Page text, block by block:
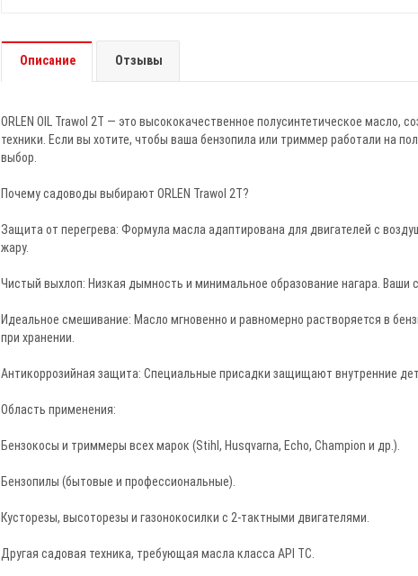
Описание Отзывы
ORLEN OIL Trawol 2T — это высококачественное полусинтетическое масло,
техники. Если вы хотите, чтобы ваша бензопила или триммер работали на
выбор.
Почему садоводы выбирают ORLEN Trawol 2T?
Защита от перегрева: Формула масла адаптирована для двигателей с
жару.
Чистый выхлоп: Низкая дымность и минимальное образование нагара. Ваши
Идеальное смешивание: Масло мгновенно и равномерно растворяется в
при хранении.
Антикоррозийная защита: Специальные присадки защищают внутренние
Область применения:
Бензокосы и триммеры всех марок (Stihl, Husqvarna, Echo, Champion и др.).
Бензопилы (бытовые и профессиональные).
Кусторезы, высоторезы и газонокосилки с 2-тактными двигателями.
Другая садовая техника, требующая масла класса API TC.